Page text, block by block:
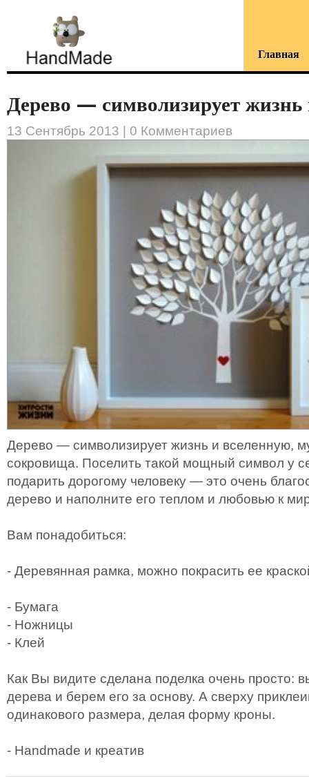
Главная
Дерево — символизирует жизнь
13 Сентябрь 2013 | 0 Комментариев
Дерево — символизирует жизнь и вселенную,
сокровища. Поселить такой мощный символ у
подарить дорогому человеку — это очень
дерево и наполните его теплом и любовью к
Вам понадобиться:
- Деревянная рамка, можно покрасить ее
- Бумага
- Ножницы
- Клей
Как Вы видите сделана поделка очень просто:
дерева и берем его за основу. А сверху
одинакового размера, делая форму кроны.
- Handmade и креатив